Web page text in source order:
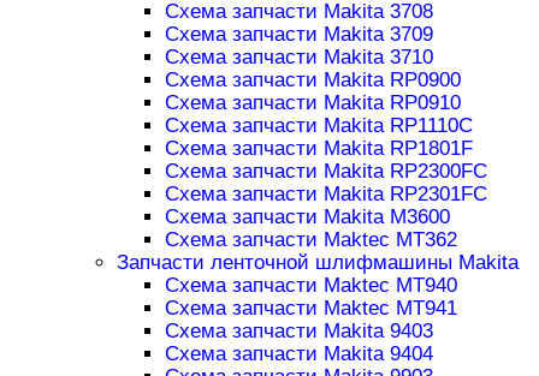
Схема запчасти Makita 3708
Схема запчасти Makita 3709
Схема запчасти Makita 3710
Схема запчасти Makita RP0900
Схема запчасти Makita RP0910
Схема запчасти Makita RP1110C
Схема запчасти Makita RP1801F
Схема запчасти Makita RP2300FC
Схема запчасти Makita RP2301FC
Схема запчасти Makita M3600
Схема запчасти Maktec MT362
Запчасти ленточной шлифмашины Makita
Схема запчасти Maktec MT940
Схема запчасти Maktec MT941
Схема запчасти Makita 9403
Схема запчасти Makita 9404